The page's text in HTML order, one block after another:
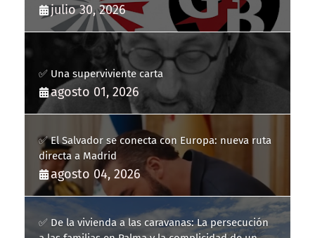
julio 30, 2026
✅ Una superviviente carta
agosto 01, 2026
✅ El Salvador se conecta con Europa: nueva ruta
directa a Madrid
agosto 04, 2026
✅ De la vivienda a las caravanas: La persecución